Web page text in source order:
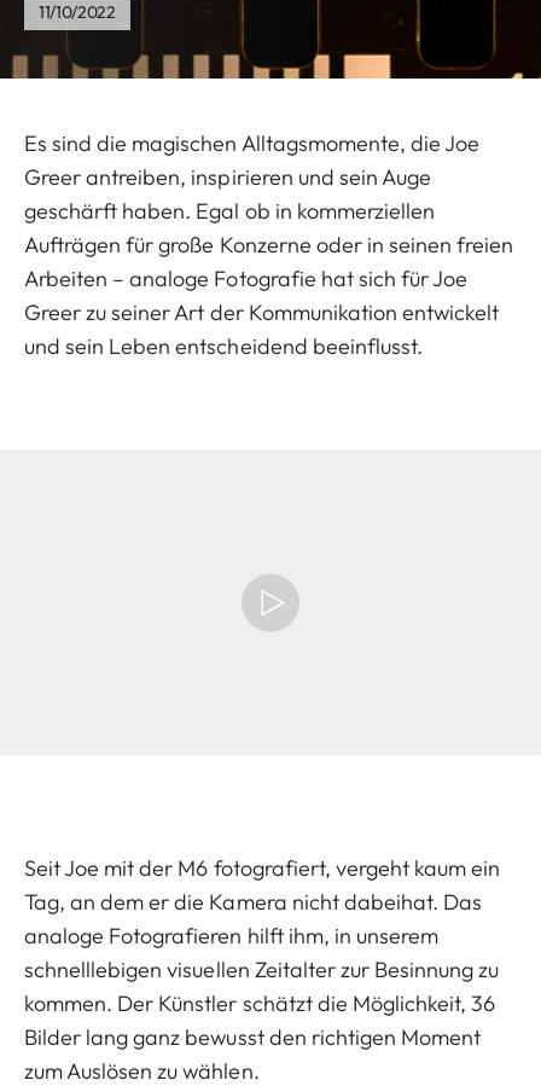
11/10/2022
Es sind die magischen Alltagsmomente, die Joe
Greer antreiben, inspirieren und sein Auge
geschärft haben. Egal ob in kommerziellen
Aufträgen für große Konzerne oder in seinen freien
Arbeiten – analoge Fotografie hat sich für Joe
Greer zu seiner Art der Kommunikation entwickelt
und sein Leben entscheidend beeinflusst.
Seit Joe mit der M6 fotografiert, vergeht kaum ein
Tag, an dem er die Kamera nicht dabeihat. Das
analoge Fotografieren hilft ihm, in unserem
schnelllebigen visuellen Zeitalter zur Besinnung zu
kommen. Der Künstler schätzt die Möglichkeit, 36
Bilder lang ganz bewusst den richtigen Moment
zum Auslösen zu wählen.